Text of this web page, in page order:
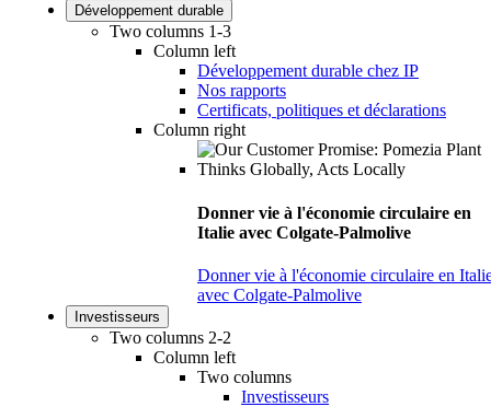
Développement durable
Two columns 1-3
Column left
Développement durable chez IP
Nos rapports
Certificats, politiques et déclarations
Column right
Donner vie à l'économie circulaire en
Italie avec Colgate-Palmolive
Donner vie à l'économie circulaire en
avec Colgate-Palmolive
Investisseurs
Two columns 2-2
Column left
Two columns
Investisseurs